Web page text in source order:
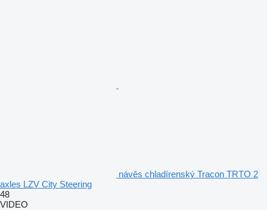
návěs chladírenský Tracon TRTO 2
axles LZV City Steering
48
VIDEO